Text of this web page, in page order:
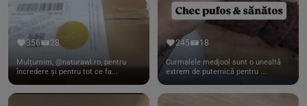
356 28
Mulțumim, @naturawl.ro, pentru
încredere și pentru tot ce fa...
245 18
Curmalele medjool sunt o unealtă
extrem de puternică pentru ...